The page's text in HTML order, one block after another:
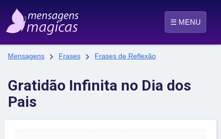
☰ MENU
Mensagens  Frases  Frases de Reflexão
Gratidão Infinita no Dia dos
Pais